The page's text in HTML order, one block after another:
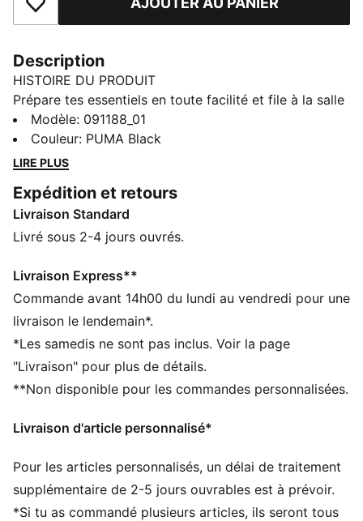
Ajouter aux favoris
Description
HISTOIRE DU PRODUIT
Prépare tes essentiels en toute facilité et file à la salle
de sport avec style. Doté de plusieurs compartiments,
d'une poche séparée pour les chaussures et d'une
bandoulière réglable, ce sac PUMA te permet
passer à l’action. Ton compagnon d'entraînement
n'attend plus que toi !
DÉTAILS
bidirectionnelle
Compartiment avant zippé
Poche latérale zippée
Bandoulière réglable
Dimensions : 44 cm (l) / 25,5 cm (P) / 20,5 cm (H)
Volume : 21 L
Modèle: 091188_01
Couleur: PUMA Black
LIRE PLUS
Expédition et retours
Livraison Standard
Livré sous 2-4 jours ouvrés.
Livraison Express**
Commande avant 14h00 du lundi au vendredi pour une
livraison le lendemain*.
*Les samedis ne sont pas inclus. Voir la page
"Livraison" pour plus de détails.
**Non disponible pour les commandes personnalisées.
Livraison d'article personnalisé*
Pour les articles personnalisés, un délai de traitement
supplémentaire de 2-5 jours ouvrables est à prévoir.
*Si tu as commandé plusieurs articles, ils seront tous